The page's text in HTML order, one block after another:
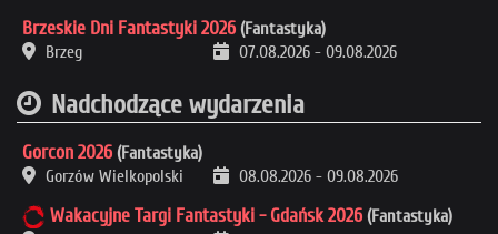
Brzeskie Dni Fantastyki 2026 (Fantastyka)
Brzeg
07.08.2026 - 09.08.2026
Nadchodzące wydarzenia
Gorcon 2026 (Fantastyka)
Gorzów Wielkopolski
08.08.2026 - 09.08.2026
Wakacyjne Targi Fantastyki - Gdańsk 2026 (Fantastyka)